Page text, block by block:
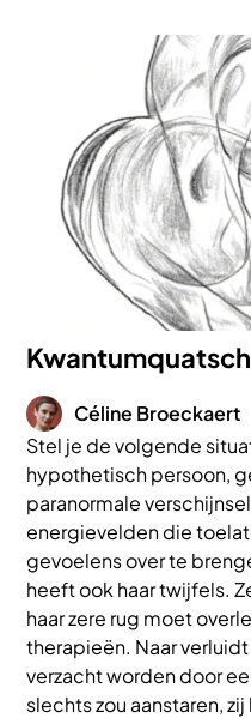
Kwantumquatsch
Afbeelding
Céline Broeckaert
Stel je de volgende
hypothetisch persoon,
paranormale
energievelden die
gevoelens over te
heeft ook haar twijfels.
haar zere rug moet
therapieën. Naar
verzacht worden door
slechts zou aanstaren,